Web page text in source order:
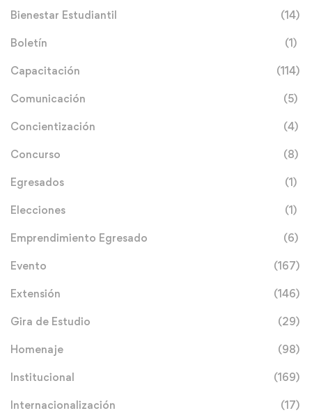
Bienestar Estudiantil (14)
Boletín (1)
Capacitación (114)
Comunicación (5)
Concientización (4)
Concurso (8)
Egresados (1)
Elecciones (1)
Emprendimiento Egresado (6)
Evento (167)
Extensión (146)
Gira de Estudio (29)
Homenaje (98)
Institucional (169)
Internacionalización (17)